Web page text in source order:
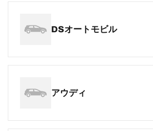
DSオートモビル
アウディ